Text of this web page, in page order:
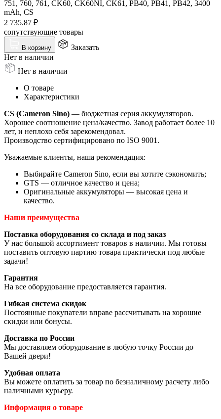
751, 760, 761, CK60, CK60NI, CK61, PB40, PB41, PB42, 3400
mAh, CS
2 735.87 ₽
сопутствующие товары
В корзину
Заказать
Нет в наличии
Нет в наличии
О товаре
Характеристики
CS (Cameron Sino) — бюджетная серия аккумуляторов.
Хорошее соотношение цена/качество. Завод работает более 10
лет, и неплохо себя зарекомендовал.
Производство сертифицировано по ISO 9001.
Уважаемые клиенты, наша рекомендация:
Выбирайте Cameron Sino, если вы хотите сэкономить;
GTS — отличное качество и цена;
Оригинальные аккумуляторы — высокая цена и
качество.
Наши преимущества
Поставка оборудования со склада и под заказ
У нас большой ассортимент товаров в наличии. Мы готовы
поставить оптовую партию товара практически под любые
задачи!
Гарантия
На все оборудование предоставляется гарантия.
Гибкая система скидок
Постоянные покупатели вправе рассчитывать на хорошие
скидки или бонусы.
Доставка по России
Мы доставляем оборудование в любую точку России до
Вашей двери!
Удобная оплата
Вы можете оплатить за товар по безналичному расчету либо
наличными курьеру.
Информация о товаре